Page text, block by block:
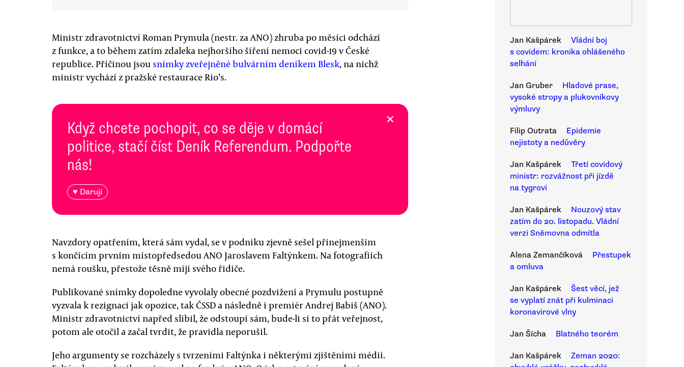
Ministr zdravotnictví Roman Prymula (nestr. za ANO) zhruba po měsíci odchází
z funkce, a to během zatím zdaleka nejhoršího šíření nemoci covid-19 v České
republice. Příčinou jsou snímky zveřejněné bulvárním deníkem Blesk, na nichž
ministr vychází z pražské restaurace Rio’s.
Když chcete pochopit, co se děje v domácí
politice, stačí číst Deník Referendum. Podpořte
nás!
♥ Daruji
×
Navzdory opatřením, která sám vydal, se v podniku zjevně sešel přinejmenším
s končícím prvním místopředsedou ANO Jaroslavem Faltýnkem. Na fotografiích
nemá roušku, přestože těsně míjí svého řidiče.
Publikované snímky dopoledne vyvolaly obecné pozdvižení a Prymulu postupně
vyzvala k rezignaci jak opozice, tak ČSSD a následně i premiér Andrej Babiš (ANO).
Ministr zdravotnictví napřed slíbil, že odstoupí sám, bude-li si to přát veřejnost,
potom ale otočil a začal tvrdit, že pravidla neporušil.
Jeho argumenty se rozcházely s tvrzeními Faltýnka i některými zjištěními médií.
Jan Kašpárek
Vládní boj
s covidem: kronika ohlášeného
selhání
Jan Gruber
Hladové prase,
vysoké stropy a plukovníkovy
výmluvy
Filip Outrata
Epidemie
nejistoty a nedůvěry
Jan Kašpárek
Třetí covidový
ministr: rozvážnost při jízdě
na tygrovi
Jan Kašpárek
Nouzový stav
zatím do 20. listopadu. Vládní
verzi Sněmovna odmítla
Alena Zemančíková
Přestupek
a omluva
Jan Kašpárek
Šest věcí, jež
se vyplatí znát při kulminaci
koronavirové vlny
Jan Šícha Blatného teorém
Jan Kašpárek
Zeman 2020: